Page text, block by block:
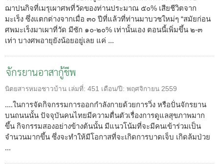
ฌาปนกิจที่เมรุเผาศพที่วัดของท่านประมาณ ๕๐% เสียชีวิตจาก
มะเร็ง ซึ่งแตกต่างจากเมื่อ ๓๐ ปีที่แล้วที่ท่านมาบวชใหม่ๆ “สมัยก่อน
ศพมะเร็งมาเผาที่วัด มีซัก ๑๐-๒๐% เท่านั้นเอง ตอนนี้เพิ่มขึ้น ๒-๓
เท่า บางศพอายุยังน้อยอยู่เลย แค่ ...
จักรยานอาสากู้ชีพ
นิตยสารหมอชาวบ้าน เล่มที่: 451 เดือน/ปี: พฤศจิกายน 2559
....ในการจัดกิจกรรมการออกกำลังกายด้วยการวิ่ง หรือปั่นจักรยาน
บนถนนนั้น ปัจจุบันคนไทยมีความตื่นตัวเรื่องการดูแลสุขภาพมาก
ขึ้น กิจกรรมสองอย่างข้างต้นนั้น มีแนวโน้มที่จะมีคนเข้าร่วมเป็น
จำนวนมากขึ้น ซึ่งจะทำให้มีโอกาสที่จะเกิดการบาดเจ็บ เกิดล้มป่วย
...